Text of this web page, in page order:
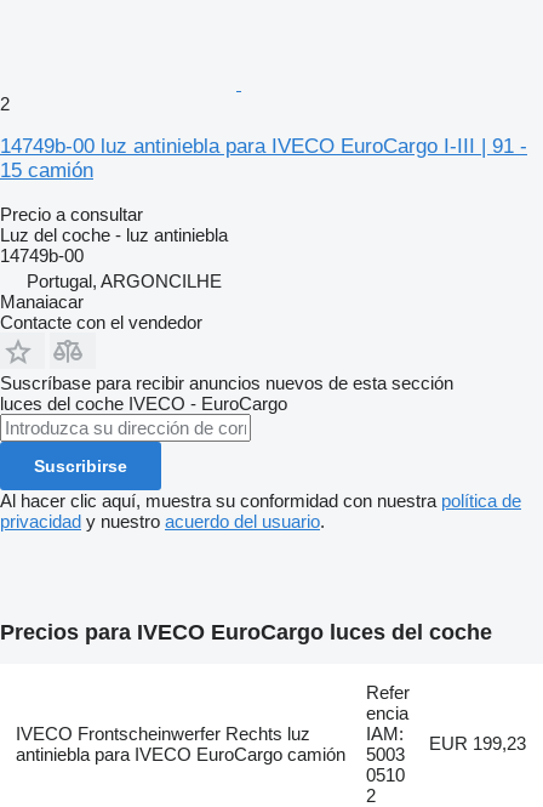
2
14749b-00 luz antiniebla para IVECO EuroCargo I-III | 91 -
15 camión
Precio a consultar
Luz del coche - luz antiniebla
14749b-00
Portugal, ARGONCILHE
Manaiacar
Contacte con el vendedor
Suscríbase para recibir anuncios nuevos de esta sección
luces del coche IVECO - EuroCargo
Suscribirse
Al hacer clic aquí, muestra su conformidad con nuestra política de
privacidad y nuestro acuerdo del usuario.
Precios para IVECO EuroCargo luces del coche
IVECO Frontscheinwerfer Rechts luz
antiniebla para IVECO EuroCargo camión
Refer
encia
IAM:
5003
0510
2
EUR 199,23